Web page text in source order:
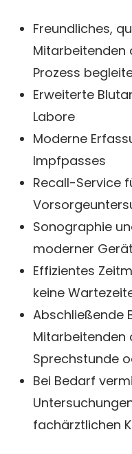
Freundliches,
Mitarbeitenden
Prozess
Erweiterte
Labore
Moderne
Impfpasses
Recall-Service
Sonographie
moderner
Effizientes
keine
Abschließende
Mitarbeitenden
Sprechstunde
Bei Bedarf
fachärztlichen